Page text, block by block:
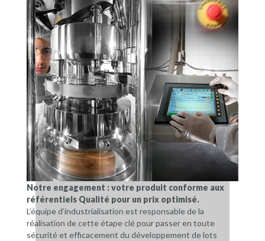
Notre engagement : votre produit conforme aux
référentiels Qualité pour un prix optimisé.
L’équipe d’industrialisation est responsable de la
réalisation de cette étape clé pour passer en toute
sécurité et efficacement du développement de lots